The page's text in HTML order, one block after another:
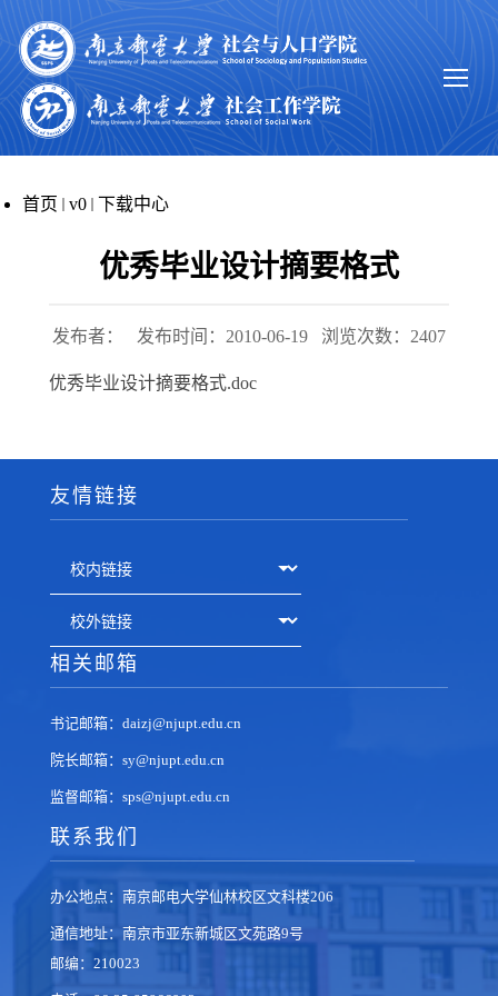
首页 v0 下载中心
优秀毕业设计摘要格式
发布者： 发布时间：2010-06-19 浏览次数： 2407
优秀毕业设计摘要格式.doc
友情链接
相关邮箱
书记邮箱：daizj@njupt.edu.cn
院长邮箱：sy@njupt.edu.cn
监督邮箱：sps@njupt.edu.cn
联系我们
办公地点：南京邮电大学仙林校区文科楼206
通信地址：南京市亚东新城区文苑路9号
邮编：210023